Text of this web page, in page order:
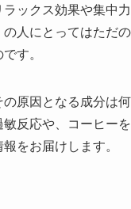
ックス効果や集中力
人にとってはただ
す。
原因となる成分は
反応や、コーヒー
をお届けします。